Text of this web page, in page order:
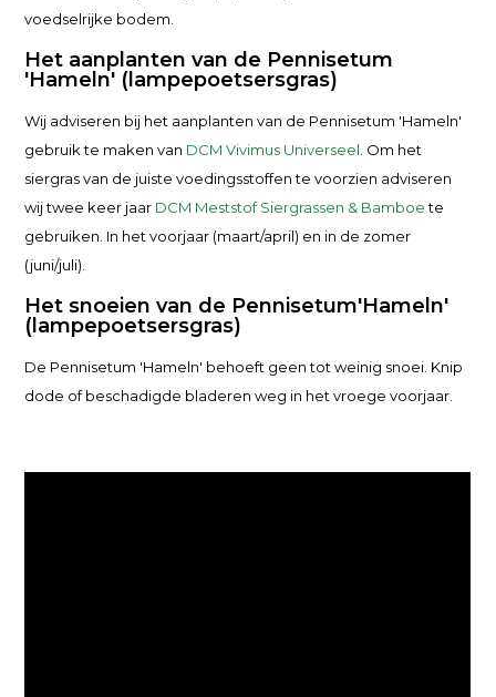
voedselrijke bodem.
Het aanplanten van de Pennisetum
'Hameln' (lampepoetsersgras)
Wij adviseren bij het aanplanten van de Pennisetum 'Hameln'
gebruik te maken van DCM Vivimus Universeel . Om het
siergras van de juiste voedingsstoffen te voorzien adviseren
wij twee keer jaar DCM Meststof Siergrassen & Bamboete
gebruiken. In het voorjaar (maart/april) en in de zomer
(juni/juli).
Het snoeien van de Pennisetum'Hameln'
(lampepoetsersgras)
De Pennisetum 'Hameln' behoeft geen tot weinig snoei. Knip
dode of beschadigde bladeren weg in het vroege voorjaar.